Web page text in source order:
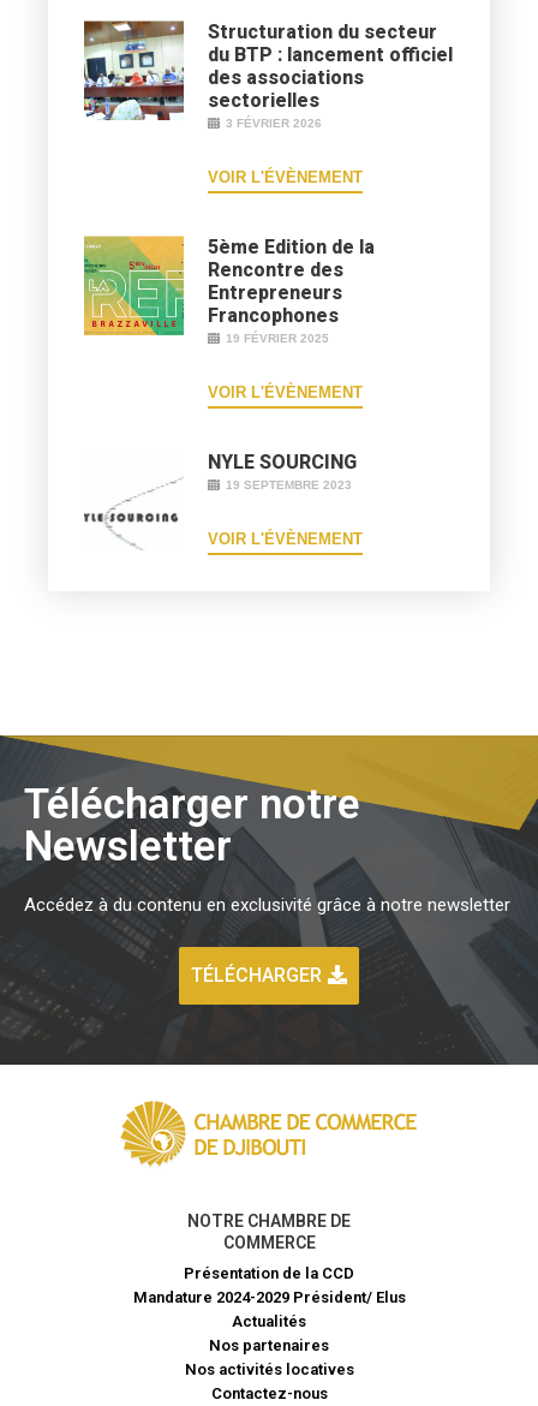
Structuration du secteur
du BTP : lancement officiel
des associations
sectorielles
3 FÉVRIER 2026
VOIR L'ÉVÈNEMENT
5ème Edition de la
Rencontre des
Entrepreneurs
Francophones
19 FÉVRIER 2025
VOIR L'ÉVÈNEMENT
NYLE SOURCING
19 SEPTEMBRE 2023
VOIR L'ÉVÈNEMENT
Télécharger notre
Newsletter
Accédez à du contenu en exclusivité grâce à notre newsletter
TÉLÉCHARGER
NOTRE CHAMBRE DE
COMMERCE
Présentation de la CCD
Mandature 2024-2029 Président/ Elus
Actualités
Nos partenaires
Nos activités locatives
Contactez-nous